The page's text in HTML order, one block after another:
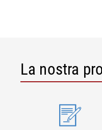
La nostra